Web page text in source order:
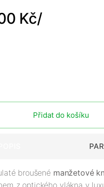
Kč/
Přidat do košíku
broušené manžetové